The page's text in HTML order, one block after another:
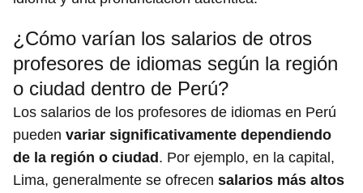
¿Cómo varían los salarios de otros
profesores de idiomas según la región
o ciudad dentro de Perú?
Los salarios de los profesores de idiomas en Perú
pueden variar significativamente dependiendo
de la región o ciudad. Por ejemplo, en la capital,
Lima, generalmente se ofrecen salarios más altos